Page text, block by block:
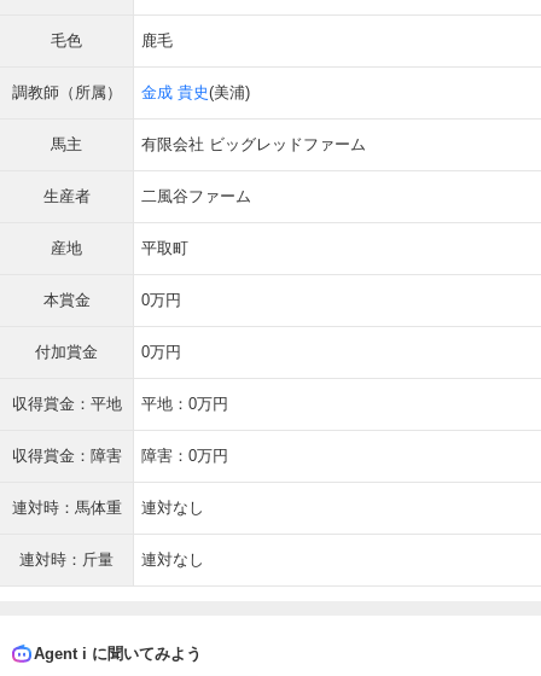
毛色 鹿毛
調教師（所属） 金成 貴史(美浦)
馬主 有限会社 ビッグレッドファーム
生産者 二風谷ファーム
産地 平取町
本賞金 0万円
付加賞金 0万円
収得賞金：平地 平地：0万円
収得賞金：障害 障害：0万円
連対時：馬体重 連対なし
連対時：斤量 連対なし
Agent i に聞いてみよう